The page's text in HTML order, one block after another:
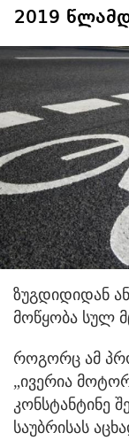
2019
ზუგდიდიდან
მოწყობა სულ
როგორც ამ
„ივერია
კონსტანტინე
საუბრისას